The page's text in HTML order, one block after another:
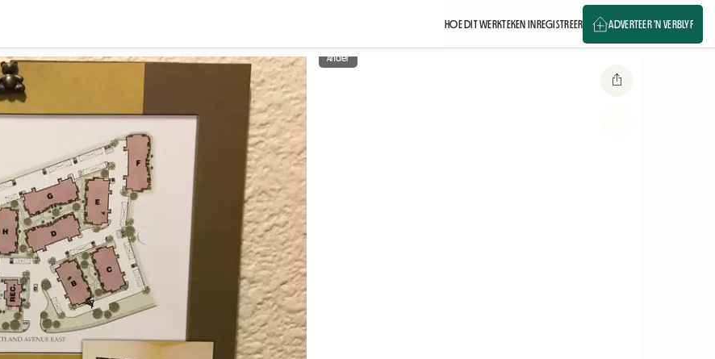
HOE DIT WERKTEKEN INREGISTREER ADVERTEER 'N VERBLYF
Ander